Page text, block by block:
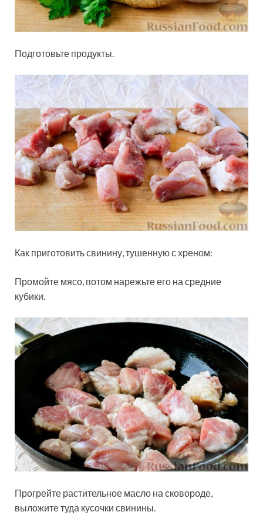
Подготовьте продукты.
Как приготовить свинину, тушенную с хреном:
Промойте мясо, потом нарежьте его на средние
кубики.
Прогрейте растительное масло на сковороде,
выложите туда кусочки свинины.